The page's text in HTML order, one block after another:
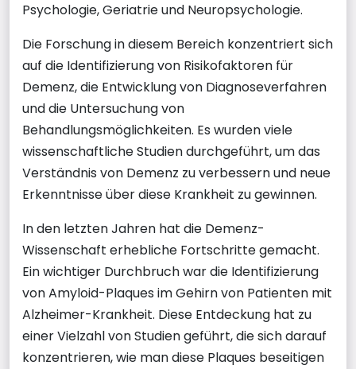
Psychologie, Geriatrie und Neuropsychologie.
Die Forschung in diesem Bereich konzentriert sich
auf die Identifizierung von Risikofaktoren für
Demenz, die Entwicklung von Diagnoseverfahren
und die Untersuchung von
Behandlungsmöglichkeiten. Es wurden viele
wissenschaftliche Studien durchgeführt, um das
Verständnis von Demenz zu verbessern und neue
Erkenntnisse über diese Krankheit zu gewinnen.
In den letzten Jahren hat die Demenz-
Wissenschaft erhebliche Fortschritte gemacht.
Ein wichtiger Durchbruch war die Identifizierung
von Amyloid-Plaques im Gehirn von Patienten mit
Alzheimer-Krankheit. Diese Entdeckung hat zu
einer Vielzahl von Studien geführt, die sich darauf
konzentrieren, wie man diese Plaques beseitigen